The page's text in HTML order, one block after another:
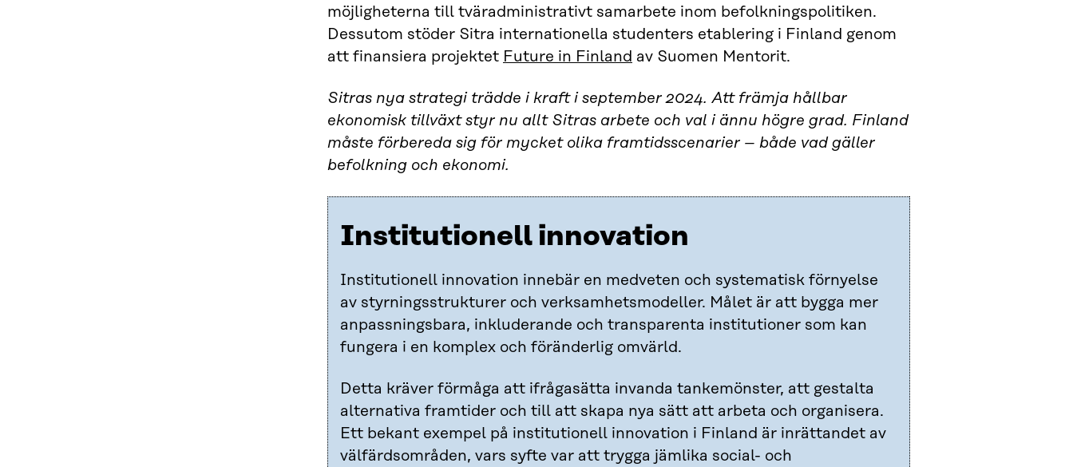
möjligheterna till tväradministrativt samarbete inom befolkningspolitiken.
Dessutom stöder Sitra internationella studenters etablering i Finland genom
att finansiera projektet Future in Finland av Suomen Mentorit.
Sitras nya strategi trädde i kraft i september 2024. Att främja hållbar
ekonomisk tillväxt styr nu allt Sitras arbete och val i ännu högre grad. Finland
måste förbereda sig för mycket olika framtidsscenarier – både vad gäller
befolkning och ekonomi.
Institutionell innovation
Institutionell innovation innebär en medveten och systematisk förnyelse
av styrningsstrukturer och verksamhetsmodeller. Målet är att bygga mer
anpassningsbara, inkluderande och transparenta institutioner som kan
fungera i en komplex och föränderlig omvärld.
Detta kräver förmåga att ifrågasätta invanda tankemönster, att gestalta
alternativa framtider och till att skapa nya sätt att arbeta och organisera.
Ett bekant exempel på institutionell innovation i Finland är inrättandet av
välfärdsområden, vars syfte var att trygga jämlika social- och